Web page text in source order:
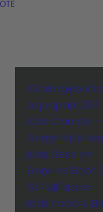
Aquapark 257
Kids Camps –
Sommerferien
Kids Session
Banana Boot
Schulklassen
Kids Food &